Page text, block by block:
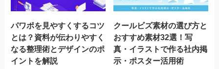
パワポを見やすくするコツ
とは？資料が伝わりやすく
なる整理術とデザインのポ
イントを解説
クールビズ素材の選び方と
おすすめ素材32選！写
真・イラストで作る社内掲
示・ポスター活用術